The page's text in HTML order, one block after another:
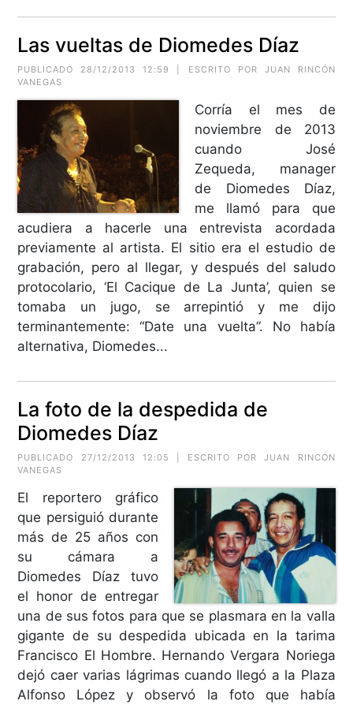
Las vueltas de Diomedes Díaz
PUBLICADO 28/12/2013 12:59 | ESCRITO POR JUAN RINCÓN
VANEGAS
Corría el mes de
noviembre de 2013
cuando José
Zequeda, manager
de Diomedes Díaz,
me llamó para que
acudiera a hacerle una entrevista acordada
previamente al artista. El sitio era el estudio de
grabación, pero al llegar, y después del saludo
protocolario, ‘El Cacique de La Junta’, quien se
tomaba un jugo, se arrepintió y me dijo
terminantemente: “Date una vuelta”. No había
alternativa, Diomedes...
La foto de la despedida de
Diomedes Díaz
PUBLICADO 27/12/2013 12:05 | ESCRITO POR JUAN RINCÓN
VANEGAS
El reportero gráfico
que persiguió durante
más de 25 años con
su cámara a
Diomedes Díaz tuvo
el honor de entregar
una de sus fotos para que se plasmara en la valla
gigante de su despedida ubicada en la tarima
Francisco El Hombre. Hernando Vergara Noriega
dejó caer varias lágrimas cuando llegó a la Plaza
Alfonso López y observó la foto que había